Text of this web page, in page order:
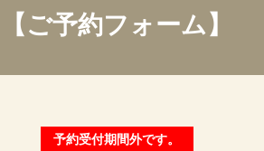
【ご予約フォーム】
予約受付期間外です。